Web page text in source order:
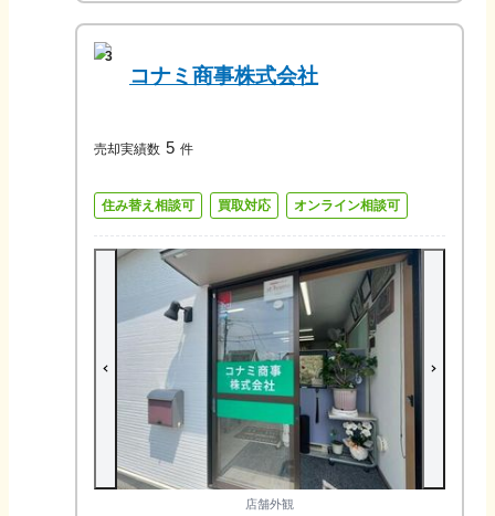
3
コナミ商事株式会社
売却実績数 5 件
住み替え相談可 買取対応 オンライン相談可
店舗外観